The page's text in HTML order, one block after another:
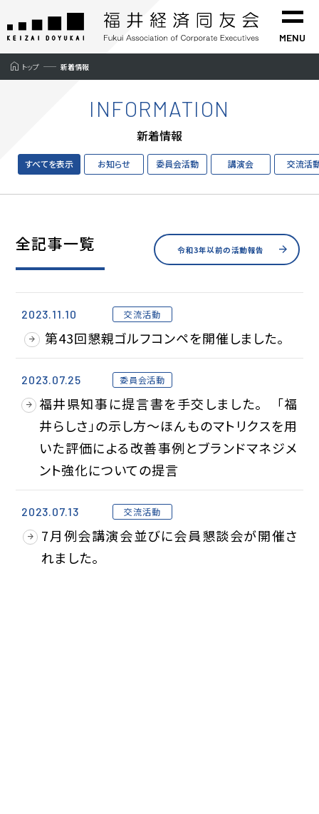
MENU
TEL Eメール アクセス 会報誌 会員専用
トップページ
同友会ご案内
年頭所感 同友会とは
代表幹事挨拶
役員一覧
事業計画
当年度計画 バックナンバー
活動報告
委員会活動 講演会 交流活動
提言書・報告書
会員企業
入会案内
トップ > 新着情報
INFORMATION
新着情報
すべてを表示 お知らせ 委員会活動 講演会 交流活
全記事一覧 令和3年以前の活動報告
2023.11.10 交流活動
第43回懇親ゴルフコンペを開催しました。
2023.07.25 委員会活動
福井県知事に提言書を手交しました。 「福
井らしさ」の示し方～ほんものマトリクスを用
いた評価による改善事例とブランドマネジメ
ント強化についての提言
2023.07.13 交流活動
7月例会講演会並びに会員懇談会が開催さ
れました。